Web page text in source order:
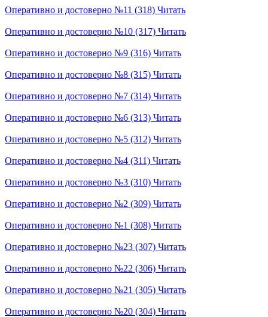
Оперативно и достоверно №11 (318) Читать
Оперативно и достоверно №10 (317) Читать
Оперативно и достоверно №9 (316) Читать
Оперативно и достоверно №8 (315) Читать
Оперативно и достоверно №7 (314) Читать
Оперативно и достоверно №6 (313) Читать
Оперативно и достоверно №5 (312) Читать
Оперативно и достоверно №4 (311) Читать
Оперативно и достоверно №3 (310) Читать
Оперативно и достоверно №2 (309) Читать
Оперативно и достоверно №1 (308) Читать
Оперативно и достоверно №23 (307) Читать
Оперативно и достоверно №22 (306) Читать
Оперативно и достоверно №21 (305) Читать
Оперативно и достоверно №20 (304) Читать